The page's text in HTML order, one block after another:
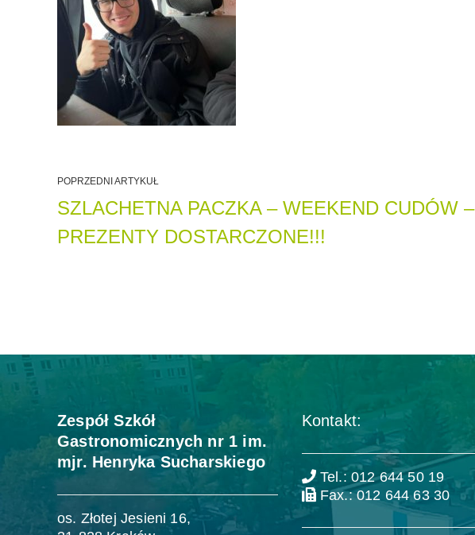
POPRZEDNI ARTYKUŁ
SZLACHETNA PACZKA – WEEKEND CUDÓW –
PREZENTY DOSTARCZONE!!!
Zespół Szkół
Gastronomicznych nr 1 im.
mjr. Henryka Sucharskiego
os. Złotej Jesieni 16,
Kontakt:
Tel.: 012 644 50 19
Fax.: 012 644 63 30